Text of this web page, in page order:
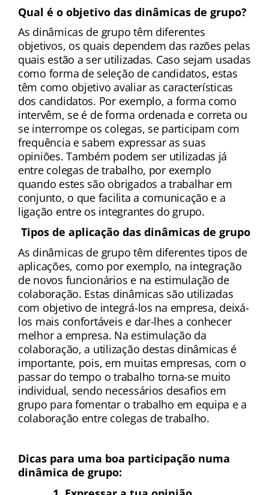
Qual é o objetivo das dinâmicas de grupo?
As dinâmicas de grupo têm diferentes
objetivos, os quais dependem das razões pelas
quais estão a ser utilizadas. Caso sejam usadas
como forma de seleção de candidatos, estas
têm como objetivo avaliar as características
dos candidatos. Por exemplo, a forma como
intervêm, se é de forma ordenada e correta ou
se interrompe os colegas, se participam com
frequência e sabem expressar as suas
opiniões. Também podem ser utilizadas já
entre colegas de trabalho, por exemplo
quando estes são obrigados a trabalhar em
conjunto, o que facilita a comunicação e a
ligação entre os integrantes do grupo.
Tipos de aplicação das dinâmicas de grupo
As dinâmicas de grupo têm diferentes tipos de
aplicações, como por exemplo, na integração
de novos funcionários e na estimulação de
colaboração. Estas dinâmicas são utilizadas
com objetivo de integrá-los na empresa, deixá-
los mais confortáveis e dar-lhes a conhecer
melhor a empresa. Na estimulação da
colaboração, a utilização destas dinâmicas é
importante, pois, em muitas empresas, com o
passar do tempo o trabalho torna-se muito
individual, sendo necessários desafios em
grupo para fomentar o trabalho em equipa e a
colaboração entre colegas de trabalho.
Dicas para uma boa participação numa
dinâmica de grupo: